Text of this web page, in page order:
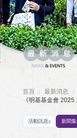
首頁 / 最新消息 /
《明基基金會
活動訊息 新聞